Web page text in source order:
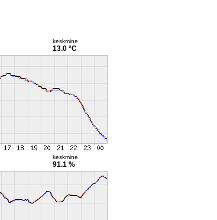
keskmine
13.0 °C
keskmine
91.1 %